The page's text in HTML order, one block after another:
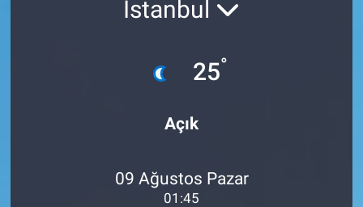
İstanbul
25°
Açık
09 Ağustos Pazar
01:45